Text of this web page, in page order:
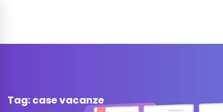
Tag: case vacanze